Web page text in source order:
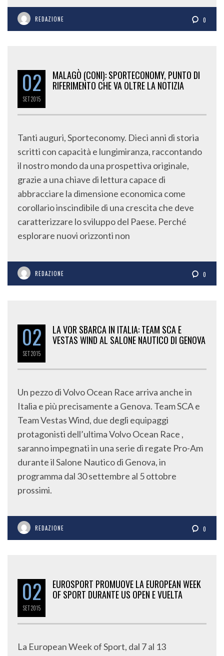
REDAZIONE 0
02
SET2015
MALAGÒ (CONI): SPORTECONOMY, PUNTO DI
RIFERIMENTO CHE VA OLTRE LA NOTIZIA
Tanti auguri, Sporteconomy. Dieci anni di storia
scritti con capacità e lungimiranza, raccontando
il nostro mondo da una prospettiva originale,
grazie a una chiave di lettura capace di
abbracciare la dimensione economica come
corollario inscindibile di una crescita che deve
caratterizzare lo sviluppo del Paese. Perché
esplorare nuovi orizzonti non
REDAZIONE 0
02
SET2015
LA VOR SBARCA IN ITALIA: TEAM SCA E
VESTAS WIND AL SALONE NAUTICO DI GENOVA
Un pezzo di Volvo Ocean Race arriva anche in
Italia e più precisamente a Genova. Team SCA e
Team Vestas Wind, due degli equipaggi
protagonisti dell’ultima Volvo Ocean Race ,
saranno impegnati in una serie di regate Pro-Am
durante il Salone Nautico di Genova, in
programma dal 30 settembre al 5 ottobre
prossimi.
REDAZIONE 0
02
SET2015
EUROSPORT PROMUOVE LA EUROPEAN WEEK
OF SPORT DURANTE US OPEN E VUELTA
La European Week of Sport, dal 7 al 13